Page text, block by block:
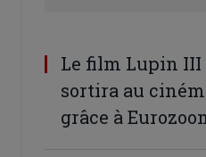
Le film Lupin III
sortira au
grâce à